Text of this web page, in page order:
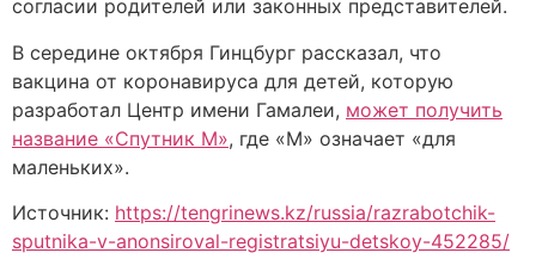
согласии родителей или законных представителей.
В середине октября Гинцбург рассказал, что
вакцина от коронавируса для детей, которую
разработал Центр имени Гамалеи, может получить
название «Спутник М», где «М» означает «для
маленьких».
Источник: https://tengrinews.kz/russia/razrabotchik-
sputnika-v-anonsiroval-registratsiyu-detskoy-452285/